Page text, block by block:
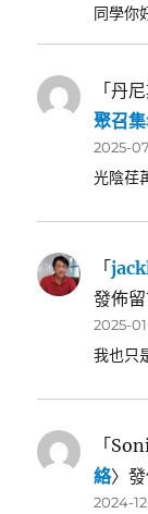
同學你
「丹
聚召
2025-
光陰荏
「
發佈
2025-
我也只
「
絡〉
2024-